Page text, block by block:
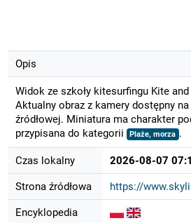
Opis
Widok ze szkoły kitesurfingu Kite
Aktualny obraz z kamery dostępny
źródłowej. Miniatura ma charakter
przypisana do kategorii
Plaże, morza .
Czas lokalny 2026-08-07
Strona źródłowa https://
Encyklopedia